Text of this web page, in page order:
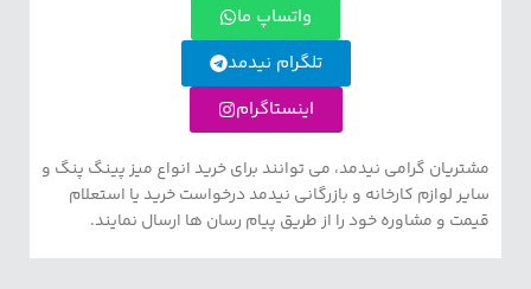
واتساپ ما
تلگرام نیدمد
اینستاگرام
مشتریان گرامی نیدمد، می توانند برای خرید انواع میز پینگ پنگ و
سایر لوازم کارخانه و بازرگانی نیدمد درخواست خرید یا استعلام
قیمت و مشاوره خود را از طریق پیام رسان ها ارسال نمایند.